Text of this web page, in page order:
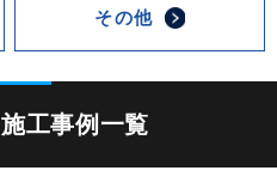
その他
工事例一覧